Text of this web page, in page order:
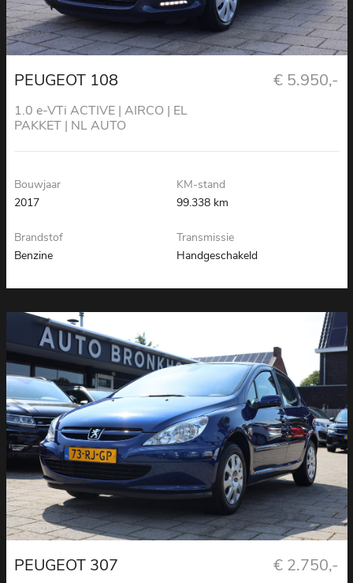
PEUGEOT 108
1.0 e-VTi ACTIVE | AIRCO | EL
PAKKET | NL AUTO
€ 5.950,-
Bouwjaar
2017
KM-stand
99.338 km
Brandstof
Benzine
Transmissie
Handgeschakeld
PEUGEOT 307 € 2.750,-